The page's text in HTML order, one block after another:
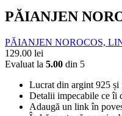
PĂIANJEN
PĂIANJEN NOROCOS,
129.00 lei
Evaluat la 5.00 din 5
Lucrat din argint 925 și
Detalii impecabile ce îi
Adaugă un link în